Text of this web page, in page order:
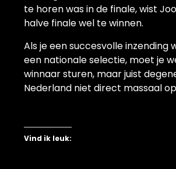
te horen was in de finale, wist
halve finale wel te winnen.
Als je een succesvolle inzending
een nationale selectie, moet je
winnaar sturen, maar juist
Nederland niet direct massaal
Vind ik leuk: